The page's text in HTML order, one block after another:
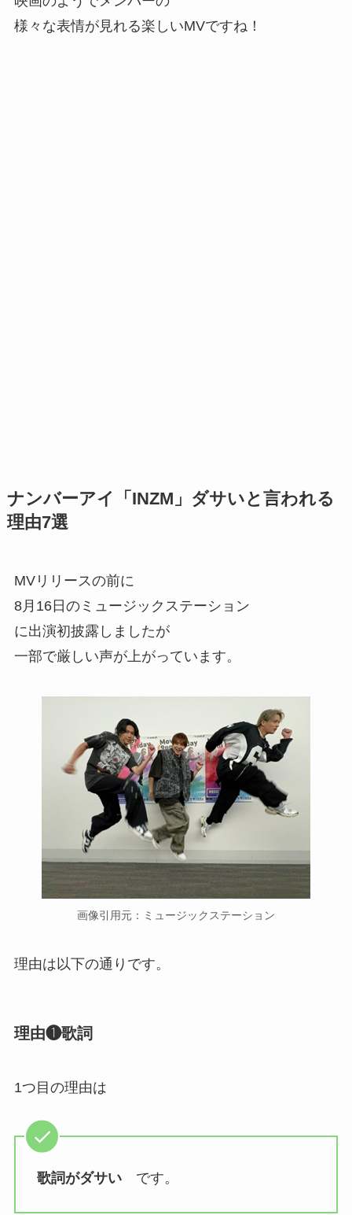
様々な表情が見れる楽しいMVですね！
ナンバーアイ「INZM」ダサいと言われる
理由7選
MVリリースの前に
8月16日のミュージックステーション
に出演初披露しましたが
一部で厳しい声が上がっています。
画像引用元：ミュージックステーション
理由は以下の通りです。
理由❶歌詞
1つ目の理由は
歌詞がダサいです。